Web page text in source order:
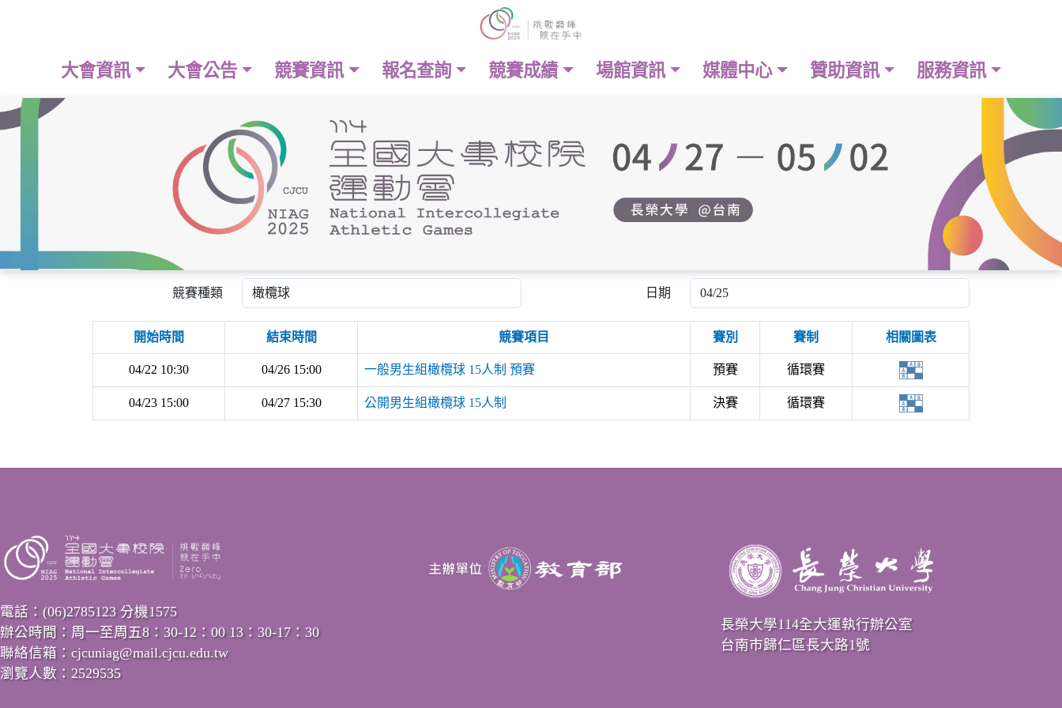
大會資訊 大會公告 競賽資訊 報名查詢 競賽成績 場館資訊 媒體中心 贊助資訊 服務資訊
競賽種類 日期
開始時間 結束時間 競賽項目 賽別 賽制 相關圖表
04/22 10:30 04/26 15:00 一般男生組橄欖球 15人制 預賽 預賽 循環賽
04/23 15:00 04/27 15:30 公開男生組橄欖球 15人制 決賽 循環賽
電話：(06)2785123 分機1575
辦公時間：周一至周五8：30-12：00 13：30-17：30
聯絡信箱：cjcuniag@mail.cjcu.edu.tw
瀏覽人數：2529535
長榮大學114全大運執行辦公室
台南市歸仁區長大路1號